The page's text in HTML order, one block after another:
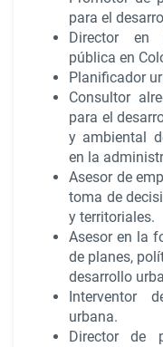
para el
Director en
pública en
Planificador
Consultor
para el
y ambiental
en la
Asesor de
toma de
y territoriales.
Asesor en la
de planes,
desarrollo
Interventor
urbana.
Director de